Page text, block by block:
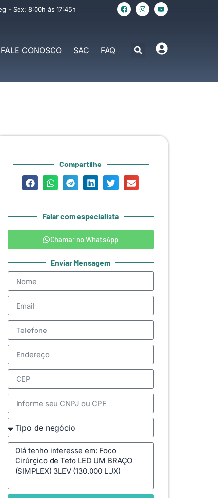
- Sex: 8:00h às 17:45h
FALE CONOSCO SAC FAQ
Compartilhe
Falar com especialista
Chamar no WhatsApp
Enviar Mensagem